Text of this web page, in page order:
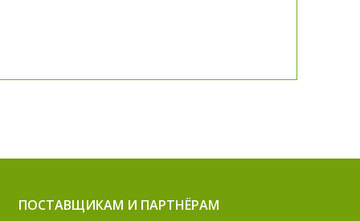
ПОСТАВЩИКАМ И ПАРТНЁРАМ